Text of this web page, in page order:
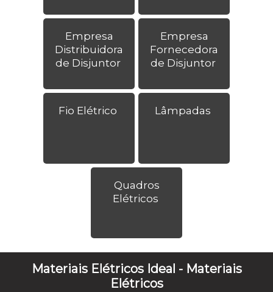
Empresa
Distribuidora
de Disjuntor
Empresa
Fornecedora
de Disjuntor
Fio Elétrico Lâmpadas
Quadros
Elétricos
Materiais Elétricos Ideal - Materiais
Elétricos